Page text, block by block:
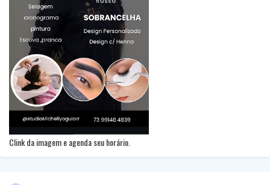
Clink da imagem e agenda seu horário.